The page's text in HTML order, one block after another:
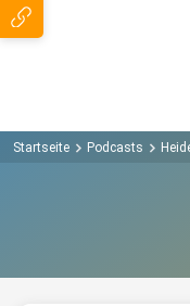
Startseite Podcasts